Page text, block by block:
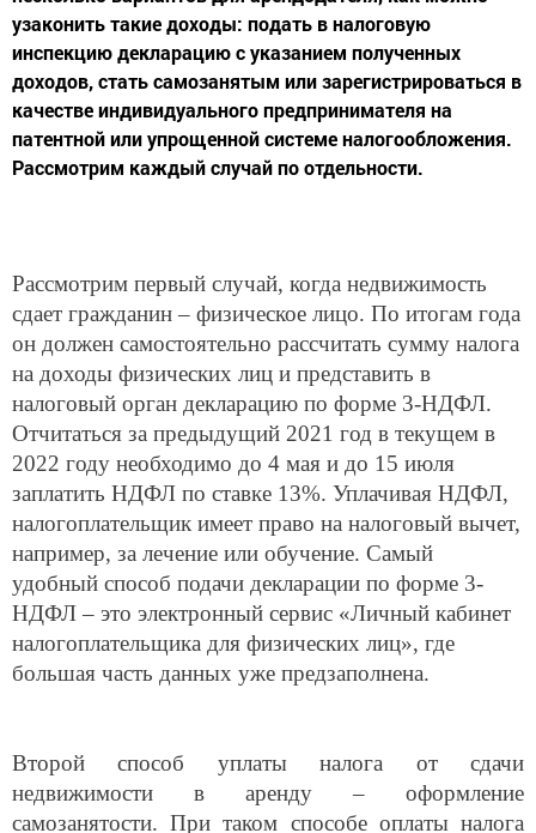
узаконить такие доходы: подать в налоговую
инспекцию декларацию с указанием полученных
доходов, стать самозанятым или зарегистрироваться в
качестве индивидуального предпринимателя на
патентной или упрощенной системе налогообложения.
Рассмотрим каждый случай по отдельности.
Рассмотрим первый случай, когда недвижимость
сдает гражданин – физическое лицо. По итогам года
он должен самостоятельно рассчитать сумму налога
на доходы физических лиц и представить в
налоговый орган декларацию по форме 3-НДФЛ.
Отчитаться за предыдущий 2021 год в текущем в
2022 году необходимо до 4 мая и до 15 июля
заплатить НДФЛ по ставке 13%. Уплачивая НДФЛ,
налогоплательщик имеет право на налоговый вычет,
например, за лечение или обучение. Самый
удобный способ подачи декларации по форме 3-
НДФЛ – это электронный сервис «Личный кабинет
налогоплательщика для физических лиц», где
большая часть данных уже предзаполнена.
Второй способ уплаты налога от сдачи
недвижимости в аренду – оформление
самозанятости. При таком способе оплаты налога